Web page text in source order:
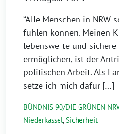
“Alle Menschen in NRW
fühlen können. Meinen
lebenswerte und
ermöglichen, ist der
politischen Arbeit. Als
setze ich mich dafür […]
BÜNDNIS 90/DIE GRÜNEN
Niederkassel,Sicherheit